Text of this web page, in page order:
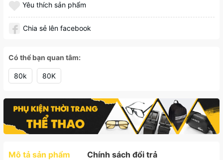
Yêu thích sản phẩm
Chia sẻ lên facebook
Có thể bạn quan tâm:
80k 80K
Mô tả sản phẩm Chính sách đổi trả